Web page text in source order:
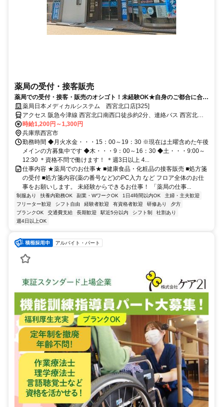
薬局の受付・接客販売
薬局での受付・接客・販売のオシゴト！未経験OK★自身のご都合に合わ
せた働き方が可能です！
薬局日本メディカルシステム 西宮北口店[325]
アクセス 阪急今津線 西宮北口南西口徒歩約2分、連絡バス 西宮北口
南西口徒歩約2分、阪急神戸本線 西宮北口南西口徒歩約2分 門戸厄神
（阪急今津線）徒歩19分 甲東園（阪急今津線）徒歩32分 武庫之荘
（阪急神戸本線）徒歩48分 塚口（阪急神戸本線）徒歩70分
時給1,200円～1,300円
兵庫県西宮市
勤務時間 ◆月火水金・・・15：00～19：30 ※現在は土曜含めた午後
メインの方募集中です ◆木・・・9：00～16：30 ◆土・・・9:00～
12:30 ＊資格不問で働けます！ ＊週3日以上 4...
仕事内容 ★薬局でのお仕事★ ■健康食品・化粧品の接客販売 ■処方箋
の受付 ■処方箋内容(薬の番号など)のPC入力 など フロア全体のお仕
事をお願いします。 未経験からできるお仕事！ 「薬局の仕事...
制服あり 扶養内勤務OK 副業・WワークOK 1日4時間以内OK
主婦・主夫歓迎
フリーター歓迎
シフト自由 経験者歓迎 有資格者歓迎 研修あり
夕方
ブランクOK
交通費支給 長期歓迎 駅近5分以内 シフト制
社割あり
週4日以上OK
アルバイト・パート